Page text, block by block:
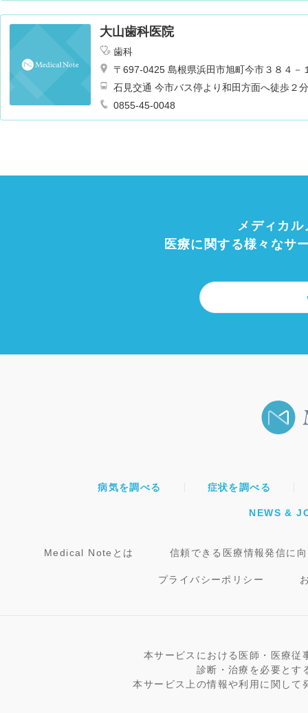
大山歯科医院
歯科
〒697-0425 島根県浜田市旭町今市３８４－
石見交通 今市バス停より和田方面へ徒歩２分
0855-45-0048
メディカ
医療に関する様々なサ
病気を調べる 症状を調べる
NEWS &
Medical Noteとは 信頼できる医療情報発信に
プライバシーポリシー
本サービスにおける医師・医療従
診断・治療を必要とす
本サービス上の情報や利用に関し